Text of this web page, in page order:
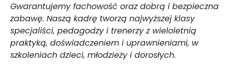
Gwarantujemy fachowość oraz dobrą i bezpieczna
zabawę. Naszą kadrę tworzą najwyższej klasy
specjaliści, pedagodzy i trenerzy z wieloletnią
praktyką, doświadczeniem i uprawnieniami, w
szkoleniach dzieci, młodzieży i dorosłych.